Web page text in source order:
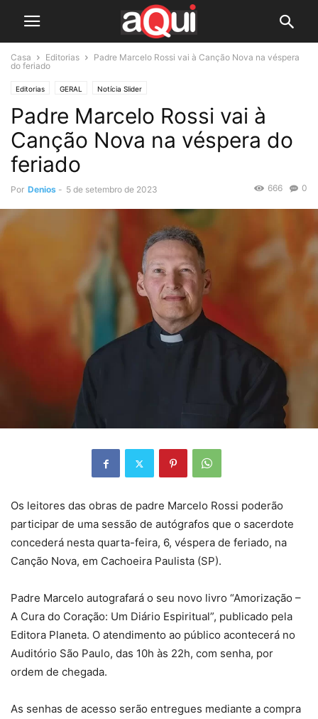
Casa Editorias
Padre Marcelo Rossi vai à Canção Nova na véspera
do feriado
Editorias GERAL Notícia Slider
Padre Marcelo Rossi vai à
Canção Nova na véspera do
feriado
Por Denios - 5 de setembro de 2023 0
666
Os leitores das obras de padre Marcelo Rossi poderão
participar de uma sessão de autógrafos que o sacerdote
concederá nesta quarta-feira, 6, véspera de feriado, na
Canção Nova, em Cachoeira Paulista (SP).
Padre Marcelo autografará o seu novo livro “Amorização –
A Cura do Coração: Um Diário Espiritual”, publicado pela
Editora Planeta. O atendimento ao público acontecerá no
Auditório São Paulo, das 10h às 22h, com senha, por
ordem de chegada.
As senhas de acesso serão entregues mediante a compra